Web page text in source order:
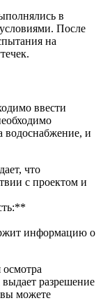
в
После
на
ввести
водоснабжение, и
что
с проектом и
информацию о
разрешение
можете